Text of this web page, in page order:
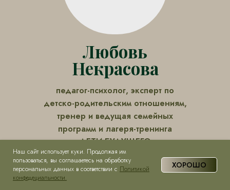
педагог-психолог, эксперт по
детско-родительским отношениям,
тренер и ведущая семейных
программ и лагеря-тренинга
«ДЕТИ БУДУЩЕГО»
Любовь
Некрасова
Я подростковый и семейный психолог,
ведущий-тренер семейного лагеря. Так же
детского лагеря для взрослых.
Наш сайт использует куки. Продолжая им
пользоваться, вы соглашаетесь на обработку
персональных данных в соответствии с Политикой
конфедециальности.
ХОРОШО